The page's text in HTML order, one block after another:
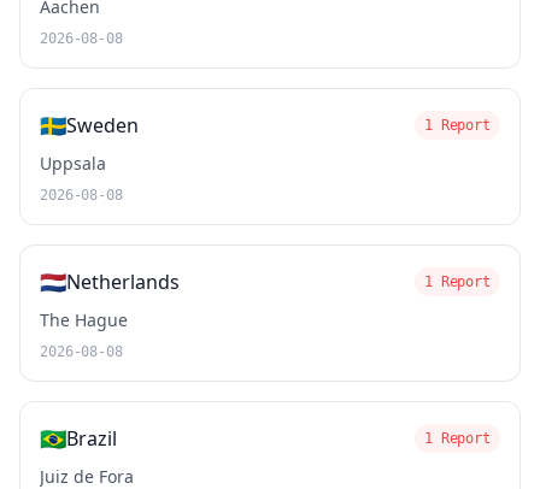
Aachen
2026-08-08
🇸🇪Sweden 1 Report
Uppsala
2026-08-08
🇳🇱Netherlands 1 Report
The Hague
2026-08-08
🇧🇷Brazil 1 Report
Juiz de Fora